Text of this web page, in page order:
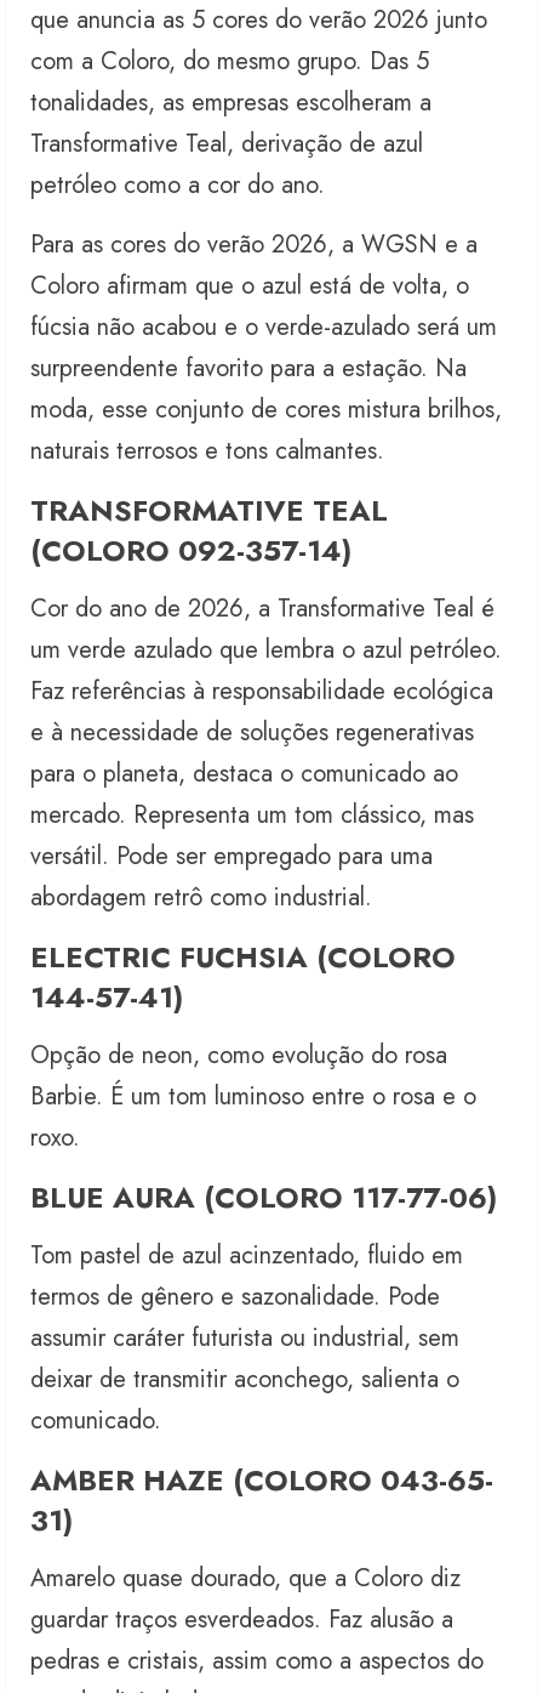
que anuncia as 5 cores do verão 2026 junto
com a Coloro, do mesmo grupo. Das 5
tonalidades, as empresas escolheram a
Transformative Teal, derivação de azul
petróleo como a cor do ano.
Para as cores do verão 2026, a WGSN e a
Coloro afirmam que o azul está de volta, o
fúcsia não acabou e o verde-azulado será um
surpreendente favorito para a estação. Na
moda, esse conjunto de cores mistura brilhos,
naturais terrosos e tons calmantes.
TRANSFORMATIVE TEAL
(COLORO 092-357-14)
Cor do ano de 2026, a Transformative Teal é
um verde azulado que lembra o azul petróleo.
Faz referências à responsabilidade ecológica
e à necessidade de soluções regenerativas
para o planeta, destaca o comunicado ao
mercado. Representa um tom clássico, mas
versátil. Pode ser empregado para uma
abordagem retrô como industrial.
ELECTRIC FUCHSIA (COLORO
144-57-41)
Opção de neon, como evolução do rosa
Barbie. É um tom luminoso entre o rosa e o
roxo.
BLUE AURA (COLORO 117-77-06)
Tom pastel de azul acinzentado, fluido em
termos de gênero e sazonalidade. Pode
assumir caráter futurista ou industrial, sem
deixar de transmitir aconchego, salienta o
comunicado.
AMBER HAZE (COLORO 043-65-
31)
Amarelo quase dourado, que a Coloro diz
guardar traços esverdeados. Faz alusão a
pedras e cristais, assim como a aspectos do